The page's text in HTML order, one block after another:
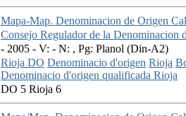
Mapa-Map. Denominacion de Origen
Consejo Regulador de la Denominacion
- 2005 - V: - N: , Pg: Planol (Din-A2)
Rioja DO Denominacio d'origen Rioja
Denominacio d'origen qualificada Rioja
DO 5 Rioja 6